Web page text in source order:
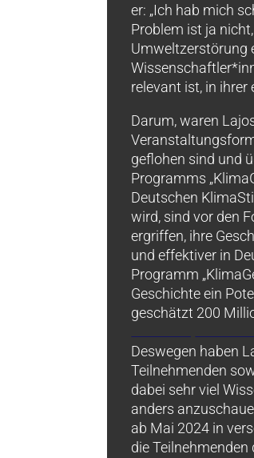
er: „Ich hab mich
Problem ist ja
Umweltzerstörung
relevant ist, in ihrer
Darum, waren
geflohen sind und
Programms „
Deutschen
wird, sind vor den
ergriffen, ihre
und effektiver in
Programm
Geschichte ein
geschätzt 200
Deswegen haben
Teilnehmenden
dabei sehr viel
anders
ab Mai 2024 in
die Teilnehmenden